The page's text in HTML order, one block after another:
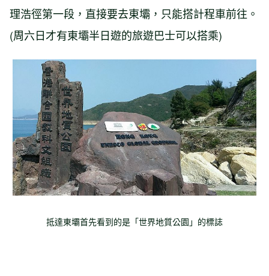
理浩徑第一段，直接要去東壩，只能搭計程車前往。
(周六日才有東壩半日遊的旅遊巴士可以搭乘)
抵達東壩首先看到的是「世界地質公園」的標誌